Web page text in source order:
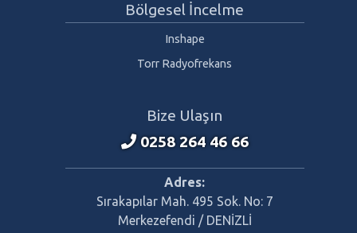
Bölgesel İncelme
Inshape
Torr Radyofrekans
Bize Ulaşın
0258 264 46 66
Adres:
Sırakapılar Mah. 495 Sok. No: 7
Merkezefendi / DENİZLİ